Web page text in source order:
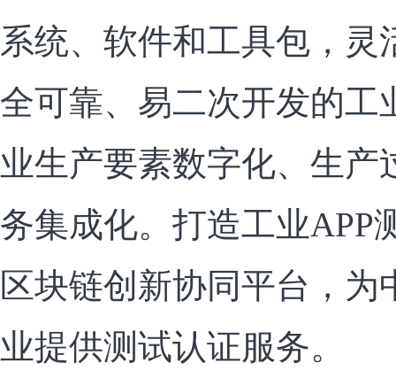
系统、软件和工具包，灵
全可靠、易二次开发的工
业生产要素数字化、生产
务集成化。打造工业APP
区块链创新协同平台，为
业提供测试认证服务。